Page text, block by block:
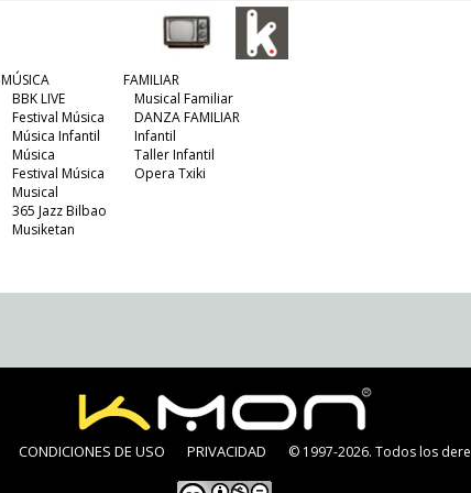
MÚSICA
BBK LIVE
Festival Música
Música Infantil
Música
Festival Música
Musical
365 Jazz Bilbao
Musiketan
FAMILIAR
Musical Familiar
DANZA FAMILIAR
Infantil
Taller Infantil
Opera Txiki
CONDICIONES DE USO PRIVACIDAD © 1997-2026. Todos los